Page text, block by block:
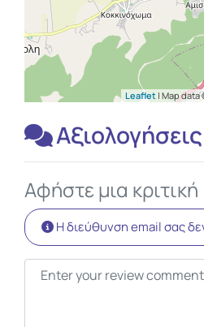
Leaflet | Map
Αξιολογήσεις
Αφήστε μια κριτική
Η διεύθυνση email σας
Κείμενο κριτικής